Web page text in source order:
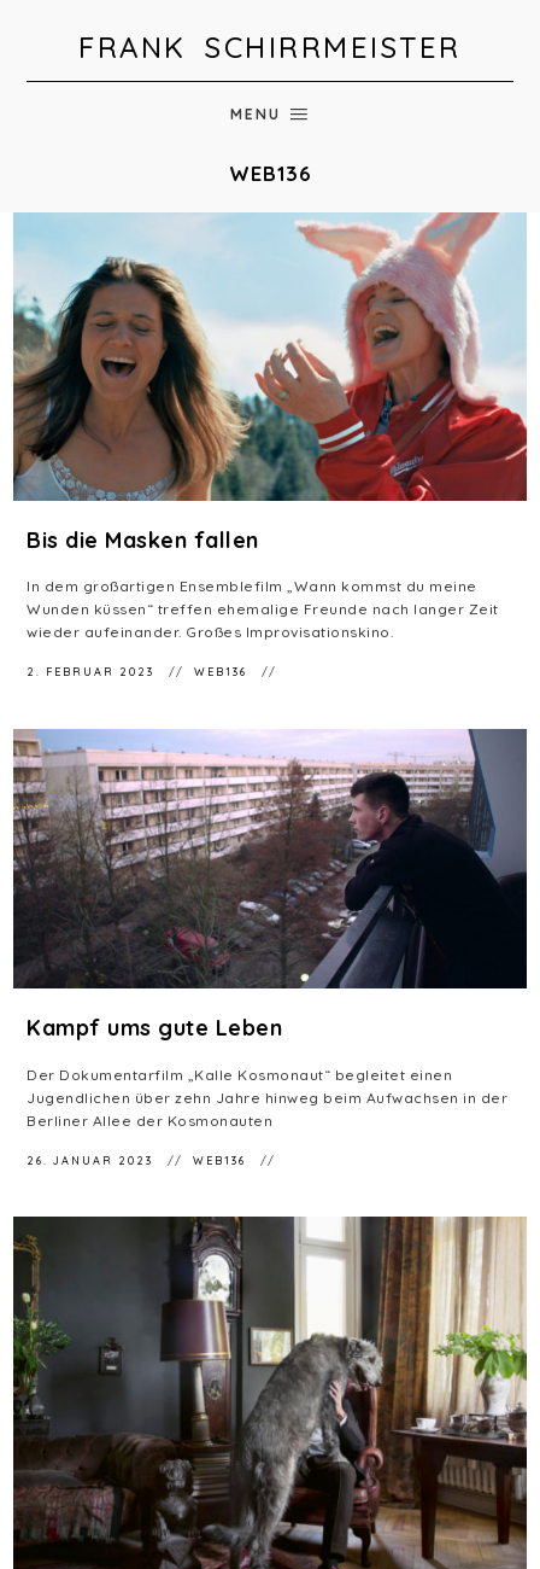
FRANK SCHIRRMEISTER
MENU
WEB136
Bis die Masken fallen
In dem großartigen Ensemblefilm „Wann kommst du meine
Wunden küssen“ treffen ehemalige Freunde nach langer Zeit
wieder aufeinander. Großes Improvisationskino.
2. FEBRUAR 2023 WEB136
Kampf ums gute Leben
Der Dokumentarfilm „Kalle Kosmonaut“ begleitet einen
Jugendlichen über zehn Jahre hinweg beim Aufwachsen in der
Berliner Allee der Kosmonauten
26. JANUAR 2023 WEB136